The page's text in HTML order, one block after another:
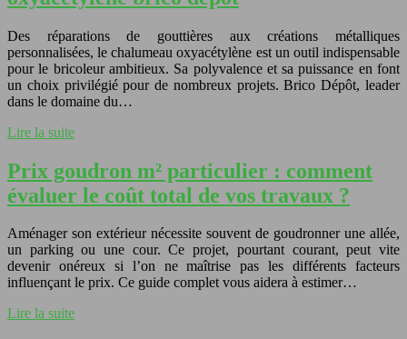
Des réparations de gouttières aux créations métalliques
personnalisées, le chalumeau oxyacétylène est un outil indispensable
pour le bricoleur ambitieux. Sa polyvalence et sa puissance en font
un choix privilégié pour de nombreux projets. Brico Dépôt, leader
dans le domaine du…
Lire la suite
Prix goudron m² particulier : comment
évaluer le coût total de vos travaux ?
Aménager son extérieur nécessite souvent de goudronner une allée,
un parking ou une cour. Ce projet, pourtant courant, peut vite
devenir onéreux si l’on ne maîtrise pas les différents facteurs
influençant le prix. Ce guide complet vous aidera à estimer…
Lire la suite